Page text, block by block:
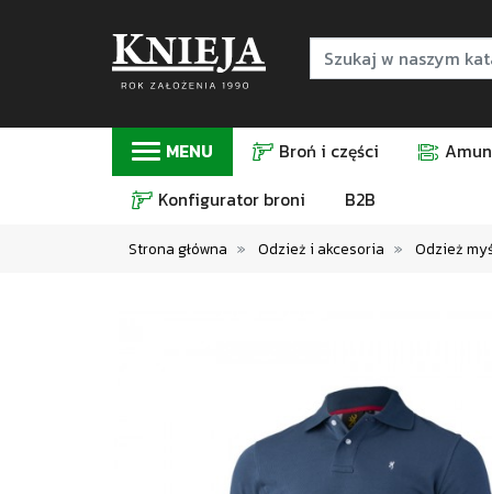
MENU Broń i części
Konfigurator broni
B2B
Strona główna Odzież i akcesoria Odzież